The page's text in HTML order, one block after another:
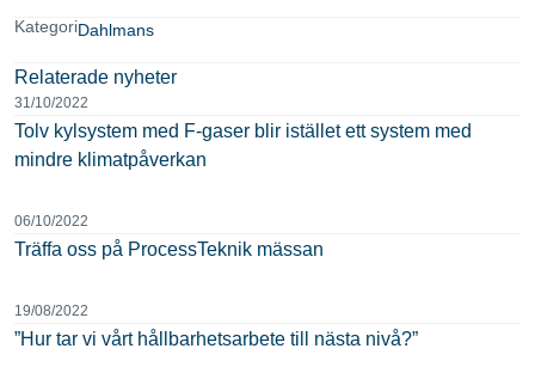
KategoriDahlmans
Relaterade nyheter
31/10/2022
Tolv kylsystem med F-gaser blir istället ett system med
mindre klimatpåverkan
06/10/2022
Träffa oss på ProcessTeknik mässan
19/08/2022
”Hur tar vi vårt hållbarhetsarbete till nästa nivå?”